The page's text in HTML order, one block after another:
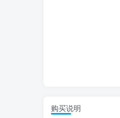
购买说明